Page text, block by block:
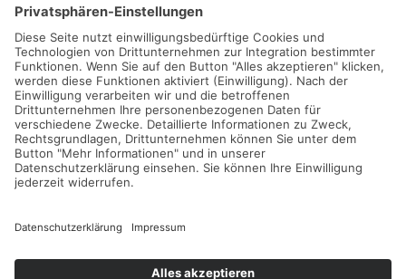
Gefördert durch die
Freie und Hansestadt Hamburg
SUCHT.HAMBURG gGmbH